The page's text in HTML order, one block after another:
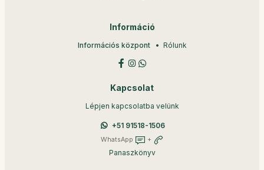
Információ
Információs központ Rólunk
Kapcsolat
Lépjen kapcsolatba velünk
+51 91518-1506
WhatsApp +
Panaszkönyv